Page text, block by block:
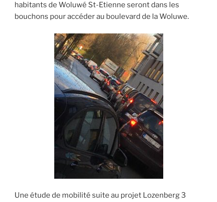
habitants de Woluwé St-Etienne seront dans les
bouchons pour accéder au boulevard de la Woluwe.
Une étude de mobilité suite au projet Lozenberg 3